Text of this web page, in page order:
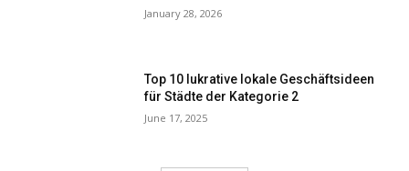
January 28, 2026
Top 10 lukrative lokale Geschäftsideen
für Städte der Kategorie 2
June 17, 2025